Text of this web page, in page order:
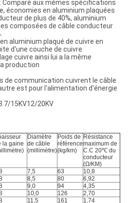
Comparé aux mêmes spécifications
économies en aluminium plaquées
de plus de 40%, aluminium
composées de câble conducteur
aluminium plaqué de cuivre en
d'une couche de cuivre
cuivre ainsi lui a la même
production
de communication cuivrent le câble
est pour l'alimentation d'énergie
15KV12/20KV
la gaine
Diamètre
de câble
(millimètre)
Poids de
référence
(kg/km)
Résistance
maximum de
C.C 20℃ du
conducteur
(Ω/KM)
7,5 63
10,8
8,5 80
6,92
9,0 94
4,35
10,0 126
2,70
11,5 161
1,74